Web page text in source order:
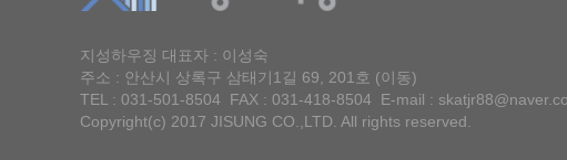
지성하우징 대표자 : 이성숙
주소 : 안산시 상록구 삼태기1길 69, 201호 (이동)
TEL : 031-501-8504 FAX : 031-418-8504 E-mail :
Copyright(c) 2017 JISUNG CO.,LTD. All rights reserved.